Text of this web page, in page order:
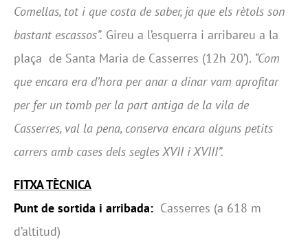
Comellas, tot i que costa de saber, ja que els rètols son
bastant escassos”. Gireu a l’esquerra i arribareu a la
plaça de Santa Maria de Casserres (12h 20’). “Com
que encara era d’hora per anar a dinar vam aprofitar
per fer un tomb per la part antiga de la vila de
Casserres, val la pena, conserva encara alguns petits
carrers amb cases dels segles XVII i XVIII”.
FITXA TÈCNICA
Punt de sortida i arribada: Casserres (a 618 m
d’altitud)